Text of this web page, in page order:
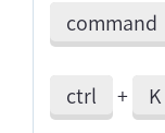
command
ctrl + K